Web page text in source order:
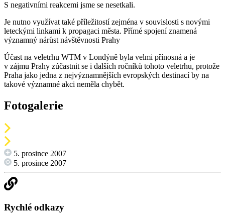
S negativními reakcemi jsme se nesetkali.
Je nutno využívat také příležitostí zejména v souvislosti s novými
leteckými linkami k propagaci města. Přímé spojení znamená
významný nárůst návštěvnosti Prahy
Účast na veletrhu WTM v Londýně byla velmi přínosná a je
v zájmu Prahy zúčastnit se i dalších ročníků tohoto veletrhu, protože
Praha jako jedna z nejvýznamnějších evropských destinací by na
takové významné akci neměla chybět.
Fotogalerie
5. prosince 2007
5. prosince 2007
Rychlé odkazy